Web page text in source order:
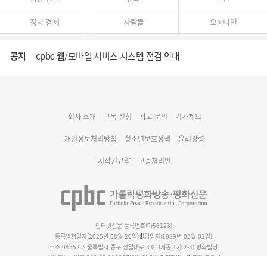
정치 경제 사람들 오피니언
공지 cpbc 웹/모바일 서비스 시스템 점검 안내
명동 미디어큐브 & 1898 미디어월 공모전 수상작 발표
회사 소개 구독 신청 광고 문의 기사제보
개인정보처리방침 청소년보호정책 윤리강령
저작권규약 고충처리인
인터넷신문 등록번호(아56123)
등록발행일자(2025년 08월 20일)설립일자(1989년 03월 02일)
주소 04552 서울특별시 중구 삼일대로 330 (저동 1가 2-3) 평화빌딩